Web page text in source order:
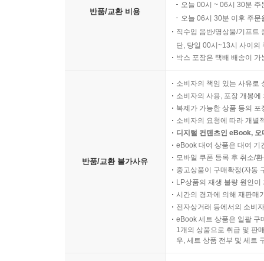
반품/교환 비용
오늘 00시 ~ 06시 30분
오늘 06시 30분 이후 주
직수입 음반/영상물/기프트
단, 당일 00시~13시 사이의
박스 포장은 택배 배송이
반품/교환 불가사유
소비자의 책임 있는 사유로
소비자의 사용, 포장 개봉
복제가 가능한 상품 등의
소비자의 요청에 따라 개별
디지털 컨텐츠인 eBook,
eBook 대여 상품은 대여 기
모바일 쿠폰 등록 후 취소/
중고상품이 구매확정(자동
LP상품의 재생 불량 원인
시간의 경과에 의해 재판매
전자상거래 등에서의 소비
eBook 세트 상품은 일괄 구
1개의 상품으로 취급 및 판
우, 세트 상품 전부 및 세트